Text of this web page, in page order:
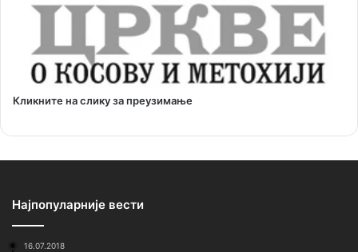
Кликните на слику за преузимање
Најпопуларније вести
16.07.2018